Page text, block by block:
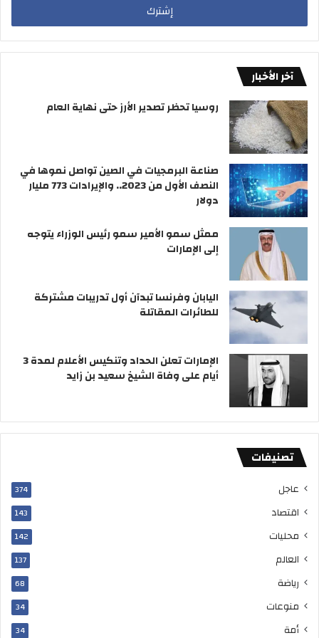
آخر الأخبار
روسيا تحظر تصدير الأرز حتى نهاية العام
صناعة البرمجيات في الصين تواصل نموها في
النصف الأول من 2023.. والإيرادات 773 مليار
دولار
ممثل سمو الأمير سمو رئيس الوزراء يتوجه
إلى الإمارات
اليابان وفرنسا تبدآن أول تدريبات مشتركة
للطائرات المقاتلة
الإمارات تعلن الحداد وتنكيس الأعلام لمدة 3
أيام على وفاة الشيخ سعيد بن زايد
تصنيفات
عاجل 374
اقتصاد 143
محليات 142
العالم 137
رياضة 68
منوعات 34
أمة 34